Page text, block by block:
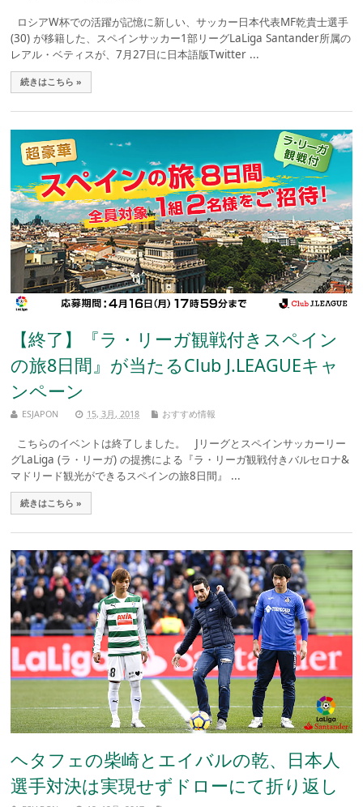
ロシアW杯での活躍が記憶に新しい、サッカー日本代表MF乾貴士選手
(30) が移籍した、スペインサッカー1部リーグLaLiga Santander所属の
レアル・ベティスが、7月27日に日本語版Twitter ...
続きはこちら »
【終了】『ラ・リーガ観戦付きスペイン
の旅8日間』が当たるClub J.LEAGUEキャ
ンペーン
ESJAPON 15, 3月, 2018 おすすめ情報
こちらのイベントは終了しました。 Jリーグとスペインサッカーリー
グLaLiga (ラ・リーガ) の提携による『ラ・リーガ観戦付きバルセロナ&
マドリード観光ができるスペインの旅8日間』 ...
続きはこちら »
ヘタフェの柴崎とエイバルの乾、日本人
選手対決は実現せずドローにて折り返し